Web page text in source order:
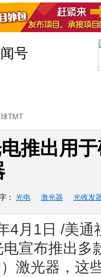
号
TMT
推出用
： 光电 激光器 光收发
4月1日 /美
宣布推出多
激光器，这